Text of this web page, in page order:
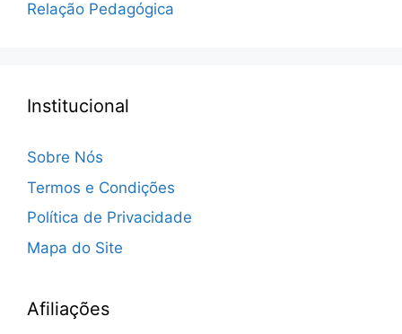
Relação Pedagógica
Institucional
Sobre Nós
Termos e Condições
Política de Privacidade
Mapa do Site
Afiliações